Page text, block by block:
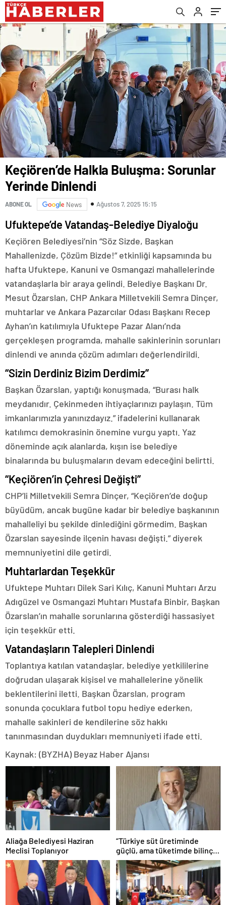
Keçiören’de Halkla Buluşma: Sorunlar
Yerinde Dinlendi
ABONE OL News Ağustos 7, 2025 15:15
Ufuktepe’de Vatandaş-Belediye Diyaloğu
Keçiören Belediyesi’nin “Söz Sizde, Başkan
Mahallenizde, Çözüm Bizde!” etkinliği kapsamında bu
hafta Ufuktepe, Kanuni ve Osmangazi mahallelerinde
vatandaşlarla bir araya gelindi. Belediye Başkanı Dr.
Mesut Özarslan, CHP Ankara Milletvekili Semra Dinçer,
muhtarlar ve Ankara Pazarcılar Odası Başkanı Recep
Ayhan’ın katılımıyla Ufuktepe Pazar Alanı’nda
gerçekleşen programda, mahalle sakinlerinin sorunları
dinlendi ve anında çözüm adımları değerlendirildi.
“Sizin Derdiniz Bizim Derdimiz”
Başkan Özarslan, yaptığı konuşmada, “Burası halk
meydanıdır. Çekinmeden ihtiyaçlarınızı paylaşın. Tüm
imkanlarımızla yanınızdayız.” ifadelerini kullanarak
katılımcı demokrasinin önemine vurgu yaptı. Yaz
döneminde açık alanlarda, kışın ise belediye
binalarında bu buluşmaların devam edeceğini belirtti.
“Keçiören’in Çehresi Değişti”
CHP’li Milletvekili Semra Dinçer, “Keçiören’de doğup
büyüdüm, ancak bugüne kadar bir belediye başkanının
mahalleliyi bu şekilde dinlediğini görmedim. Başkan
Özarslan sayesinde ilçenin havası değişti.” diyerek
memnuniyetini dile getirdi.
Muhtarlardan Teşekkür
Ufuktepe Muhtarı Dilek Sari Kılıç, Kanuni Muhtarı Arzu
Adıgüzel ve Osmangazi Muhtarı Mustafa Binbir, Başkan
Özarslan’ın mahalle sorunlarına gösterdiği hassasiyet
için teşekkür etti.
Vatandaşların Talepleri Dinlendi
Toplantıya katılan vatandaşlar, belediye yetkililerine
doğrudan ulaşarak kişisel ve mahallelerine yönelik
beklentilerini iletti. Başkan Özarslan, program
sonunda çocuklara futbol topu hediye ederken,
mahalle sakinleri de kendilerine söz hakkı
tanınmasından duydukları memnuniyeti ifade etti.
Kaynak: (BYZHA) Beyaz Haber Ajansı
Aliağa Belediyesi Haziran
Meclisi Toplanıyor
“Türkiye süt üretiminde
güçlü, ama tüketimde bilinç
şart”